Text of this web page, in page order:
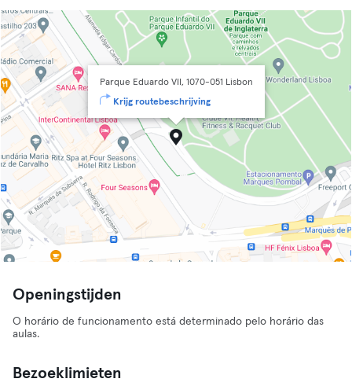
Parque Eduardo VII, 1070-051 Lisbon
Krijg routebeschrijving
Openingstijden
O horário de funcionamento está determinado pelo horário das
aulas.
Bezoeklimieten